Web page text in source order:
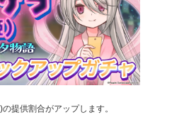
提供割合がアップします。